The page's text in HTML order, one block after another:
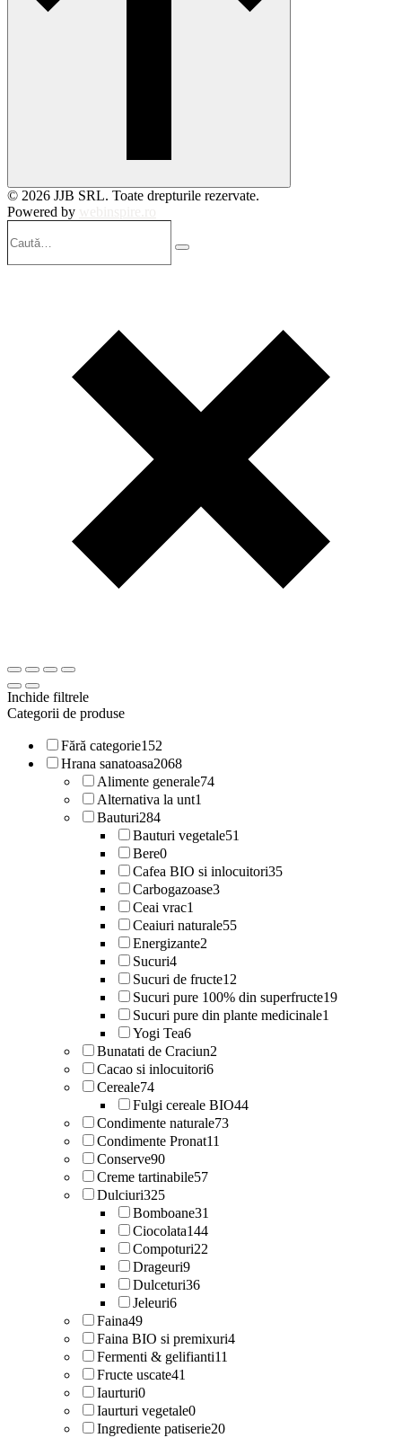
© 2026 JJB SRL. Toate drepturile rezervate.
Powered by
Search
Inchide filtrele
Categorii de produse
Fără categorie152
Hrana sanatoasa2068
Alimente generale74
Alternativa la unt1
Bauturi284
Bauturi vegetale51
Bere0
Cafea BIO si inlocuitori35
Carbogazoase3
Ceai vrac1
Ceaiuri naturale55
Energizante2
Sucuri4
Sucuri de fructe12
Sucuri pure 100% din superfructe19
Sucuri pure din plante medicinale1
Yogi Tea6
Bunatati de Craciun2
Cacao si inlocuitori6
Cereale74
Fulgi cereale BIO44
Condimente naturale73
Condimente Pronat11
Conserve90
Creme tartinabile57
Dulciuri325
Bomboane31
Ciocolata144
Compoturi22
Drageuri9
Dulceturi36
Jeleuri6
Faina49
Faina BIO si premixuri4
Fermenti & gelifianti11
Fructe uscate41
Iaurturi0
Iaurturi vegetale0
Ingrediente patiserie20